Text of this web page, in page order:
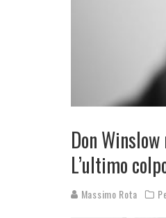
Don
L’ultimo
Massimo Rota